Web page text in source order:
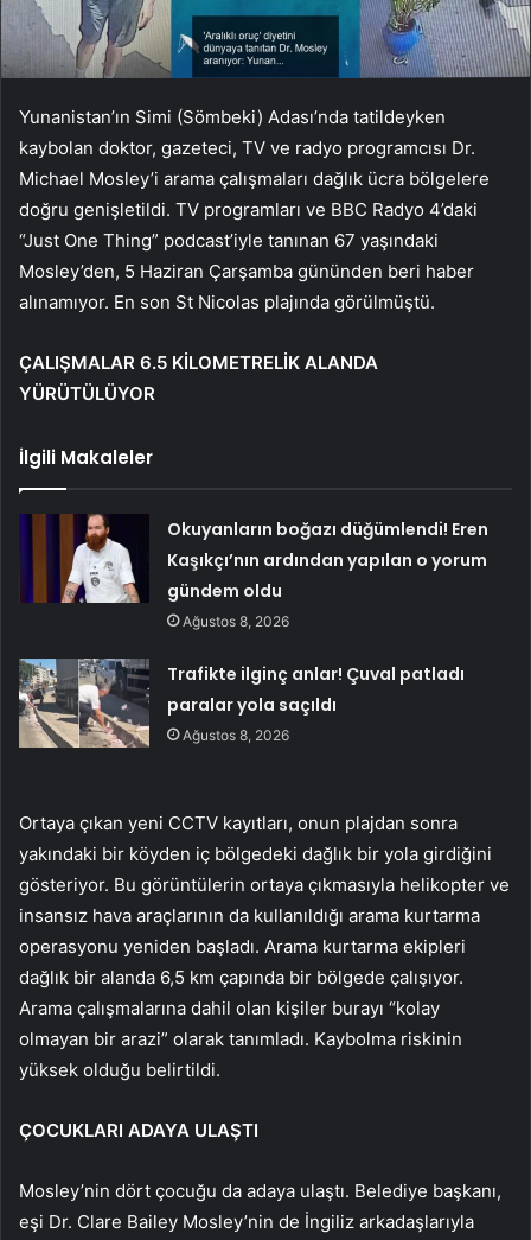
Yunanistan’ın Simi (Sömbeki) Adası’nda tatildeyken
kaybolan doktor, gazeteci, TV ve radyo programcısı Dr.
Michael Mosley’i arama çalışmaları dağlık ücra bölgelere
doğru genişletildi. TV programları ve BBC Radyo 4’daki
“Just One Thing” podcast’iyle tanınan 67 yaşındaki
Mosley’den, 5 Haziran Çarşamba gününden beri haber
alınamıyor. En son St Nicolas plajında görülmüştü.
ÇALIŞMALAR 6.5 KİLOMETRELİK ALANDA
YÜRÜTÜLÜYOR
İlgili Makaleler
Okuyanların boğazı düğümlendi! Eren
Kaşıkçı’nın ardından yapılan o yorum
gündem oldu
Ağustos 8, 2026
Trafikte ilginç anlar! Çuval patladı
paralar yola saçıldı
Ağustos 8, 2026
Ortaya çıkan yeni CCTV kayıtları, onun plajdan sonra
yakındaki bir köyden iç bölgedeki dağlık bir yola girdiğini
gösteriyor. Bu görüntülerin ortaya çıkmasıyla helikopter ve
insansız hava araçlarının da kullanıldığı arama kurtarma
operasyonu yeniden başladı. Arama kurtarma ekipleri
dağlık bir alanda 6,5 km çapında bir bölgede çalışıyor.
Arama çalışmalarına dahil olan kişiler burayı “kolay
olmayan bir arazi” olarak tanımladı. Kaybolma riskinin
yüksek olduğu belirtildi.
ÇOCUKLARI ADAYA ULAŞTI
Mosley’nin dört çocuğu da adaya ulaştı. Belediye başkanı,
eşi Dr. Clare Bailey Mosley’nin de İngiliz arkadaşlarıyla